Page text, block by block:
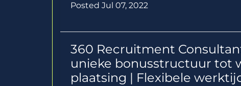
Posted Jul 07, 2022
360 Recruitment
unieke bonusstructuur tot
plaatsing | Flexibele